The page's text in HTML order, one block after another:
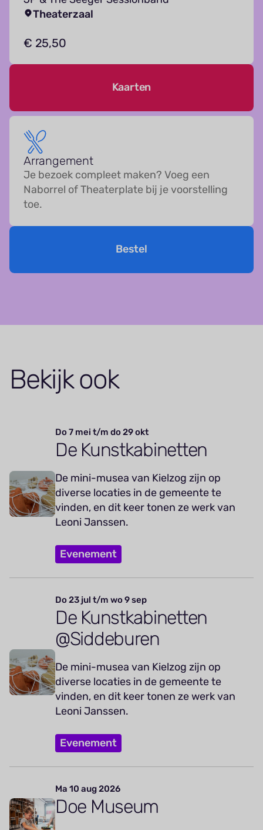
Theaterzaal
€ 25,50
Kaarten
Arrangement
Je bezoek compleet maken? Voeg een
Naborrel of Theaterplate bij je voorstelling
toe.
Bestel
Bekijk ook
Do 7 mei t/m do 29 okt
De Kunstkabinetten
De mini-musea van Kielzog zijn op
diverse locaties in de gemeente te
vinden, en dit keer tonen ze werk van
Leoni Janssen.
Evenement
Do 23 jul t/m wo 9 sep
De Kunstkabinetten
@Siddeburen
De mini-musea van Kielzog zijn op
diverse locaties in de gemeente te
vinden, en dit keer tonen ze werk van
Leoni Janssen.
Evenement
Ma 10 aug 2026
Doe Museum